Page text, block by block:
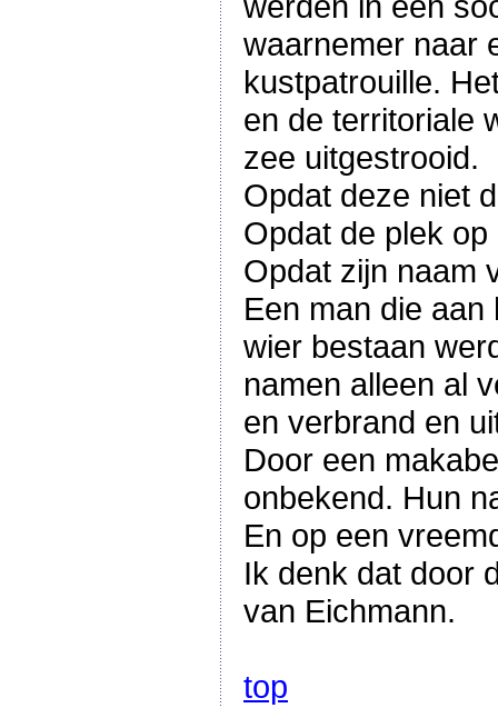
waarnemer naar
kustpatrouille.
en de territoriale
zee uitgestrooid.
Opdat deze niet
Opdat de plek
Opdat zijn naam
Een man die
wier bestaan
namen alleen al
en verbrand en
Door een
onbekend. Hun
En op een
Ik denk dat door
van Eichmann.
top